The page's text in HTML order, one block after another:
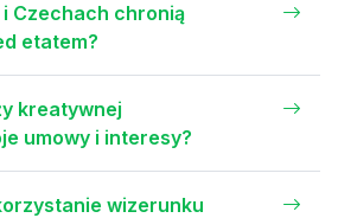
Czechach chronią
etatem?
kreatywnej
umowy i interesy?
wizerunku